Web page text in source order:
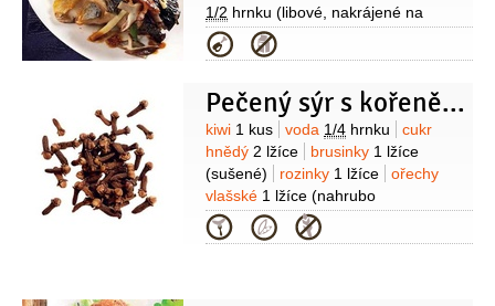
1/2 hrnku (libové, nakrájené na
kostičky)
(šitake)
šunka4 plátky
cibule
(rýžové)
sójová omáčka4 lžíce
Kategorie
Pečený sýr s kořeněným kiwi
Suroviny
kiwi 1 kus voda 1/4 hrnku
cukr
hnědý 2 lžíce brusinky 1 lžíce
(sušené)
rozinky 1 lžíce
ořechy
vlašské 1 lžíce (nahrubo
nasekané)
zázvor
(mletý)
hřebíček1/4lžičky
Kategorie